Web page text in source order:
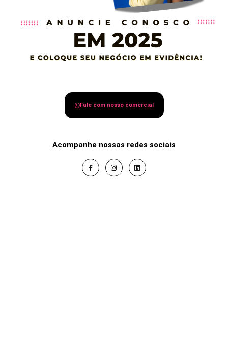
Fale com nosso comercial
Acompanhe nossas redes sociais